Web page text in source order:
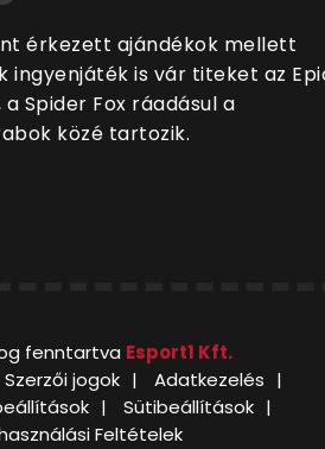
érkezett ajándékok mellett
ingyenjáték is vár titeket az
Spider Fox ráadásul a
közé tartozik.
fenntartva Esport1 Kft.
Szerzői jogok
Adatkezelés
Sütibeállítások
Feltételek